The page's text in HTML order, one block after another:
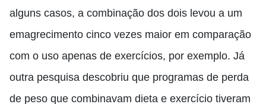
alguns casos, a combinação dos dois levou a um
emagrecimento cinco vezes maior em comparação
com o uso apenas de exercícios, por exemplo. Já
outra pesquisa descobriu que programas de perda
de peso que combinavam dieta e exercício tiveram